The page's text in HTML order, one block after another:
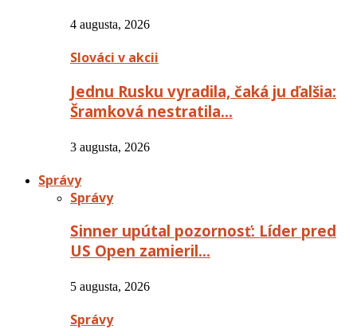
4 augusta, 2026
Slováci v akcii
Jednu Rusku vyradila, čaká ju ďalšia:
Šramková nestratila…
3 augusta, 2026
Správy
Správy
Sinner upútal pozornosť: Líder pred
US Open zamieril…
5 augusta, 2026
Správy